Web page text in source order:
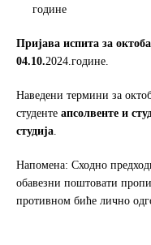
године
Пријава испита за
04.10.2024.године.
Наведени термини за
студенте апсолвенте и
студија
Напомена: Сходно
обавезни поштовати
противном биће лично